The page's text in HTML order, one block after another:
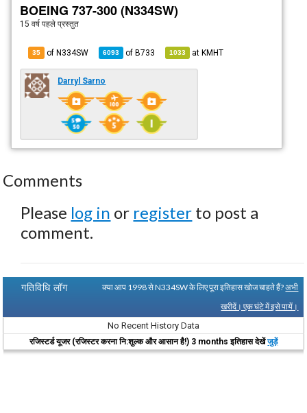
BOEING 737-300 (N334SW)
15 वर्ष पहले प्रस्तुत
35 of N334SW 6093 ofB733 1033 atKMHT
Darryl Sarno
Comments
Please log in or register to post a
comment.
गतिविधि लॉग क्या आप 1998 से N334SW के लिए पूरा इतिहास खोज चाहते हैं?अभी
खरीदें। एक घंटे में इसे पायें।
No Recent History Data
रजिस्टर्ड यूजर (रजिस्टर करना नि:शुल्क और आसान है!) 3 months इतिहास देखेंजुड़ें